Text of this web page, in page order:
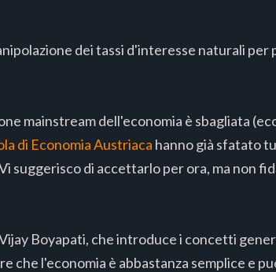
dei tassi d'interesse naturali per
mainstream dell'economia è sbagliata
di Economia Austriaca hanno già sfatato
suggerisco di accettarlo per ora, ma non
Boyapati, che introduce i concetti
che l'economia è abbastanza semplice e